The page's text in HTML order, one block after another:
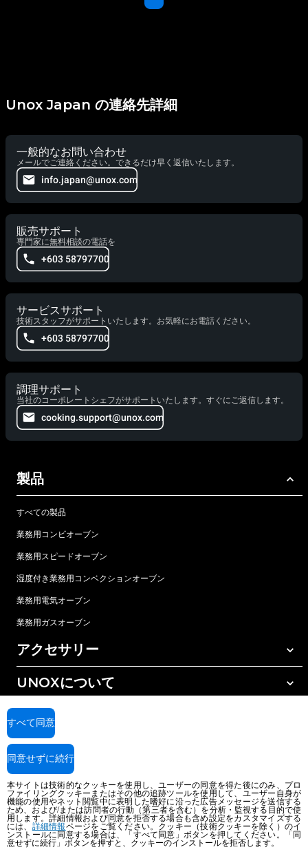
Unox Japan の連絡先詳細
一般的なお問い合わせ
メールでご連絡ください。できるだけ早く返信いたします。
info.japan@unox.com
販売サポート
専門家に無料相談の電話を
+603 58797700
サービスサポート
技術スタッフがサポートいたします。お気軽にお電話ください。
+603 58797700
調理サポート
当社のコーポレートシェフがサポートいたします。すぐにご返信します。
cooking.support@unox.com
製品
すべての製品
業務用コンビオーブン
業務用スピードオーブン
湿度付き業務用コンベクションオーブン
業務用電気オーブン
業務用ガスオーブン
アクセサリー
すべてのアクセサリー
逆浸透水処理
UNOXについて
世界各地の拠点
サポート
販売代理店検索
サービス拠点検索
Copyright 2026 UNOX S.p.A. All rights reserved. Reg. Imp. Padova n °
04230750285 - REA Padova 372835 - Cap. Soc. 5.000.000 € iv - P.IVA / CF
04230750285 - IT WEEE Reg. No. IT08020000000377
AI Content Disclaimer Privacy policy Cookie policy
本サイトは技術的なクッキーを使用し、ユーザーの同意を得た後にのみ、プロ
ファイリングクッキーまたはその他の追跡ツールを使用して、ユーザー自身が
機能の使用やネット閲覧中に表明した嗜好に沿った広告メッセージを送信する
ため、および/または訪問者の行動（第三者を含む）を分析・監視する目的で使
用します。詳細情報および同意を拒否する場合も含め設定をカスタマイズする
には、 詳細情報ページをご覧ください。クッキー（技術クッキーを除く）のイ
ンストールに同意する場合は、「すべて同意」ボタンを押してください。「同
意せずに続行」ボタンを押すと、クッキーのインストールを拒否します。
すべて同意
同意せずに続行